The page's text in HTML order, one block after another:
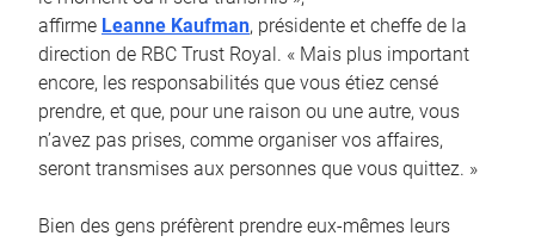
affirme Leanne Kaufman, présidente et cheffe de la
direction de RBC Trust Royal. « Mais plus important
encore, les responsabilités que vous étiez censé
prendre, et que, pour une raison ou une autre, vous
n’avez pas prises, comme organiser vos affaires,
seront transmises aux personnes que vous quittez. »
Bien des gens préfèrent prendre eux-mêmes leurs